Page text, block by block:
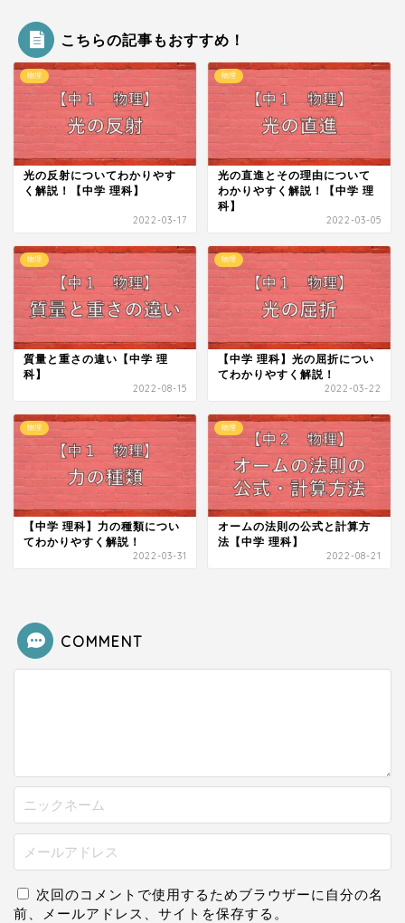
こちらの記事もおすすめ！
物理
光の反射についてわかりやす
く解説！【中学 理科】
2022-03-17
物理
光の直進とその理由について
わかりやすく解説！【中学 理
科】
2022-03-05
物理
質量と重さの違い【中学 理
科】
2022-08-15
物理
【中学 理科】光の屈折につい
てわかりやすく解説！
2022-03-22
物理
【中学 理科】力の種類につい
てわかりやすく解説！
2022-03-31
物理
オームの法則の公式と計算方
法【中学 理科】
2022-08-21
COMMENT
次回のコメントで使用するためブラウザーに自分の名
前、メールアドレス、サイトを保存する。